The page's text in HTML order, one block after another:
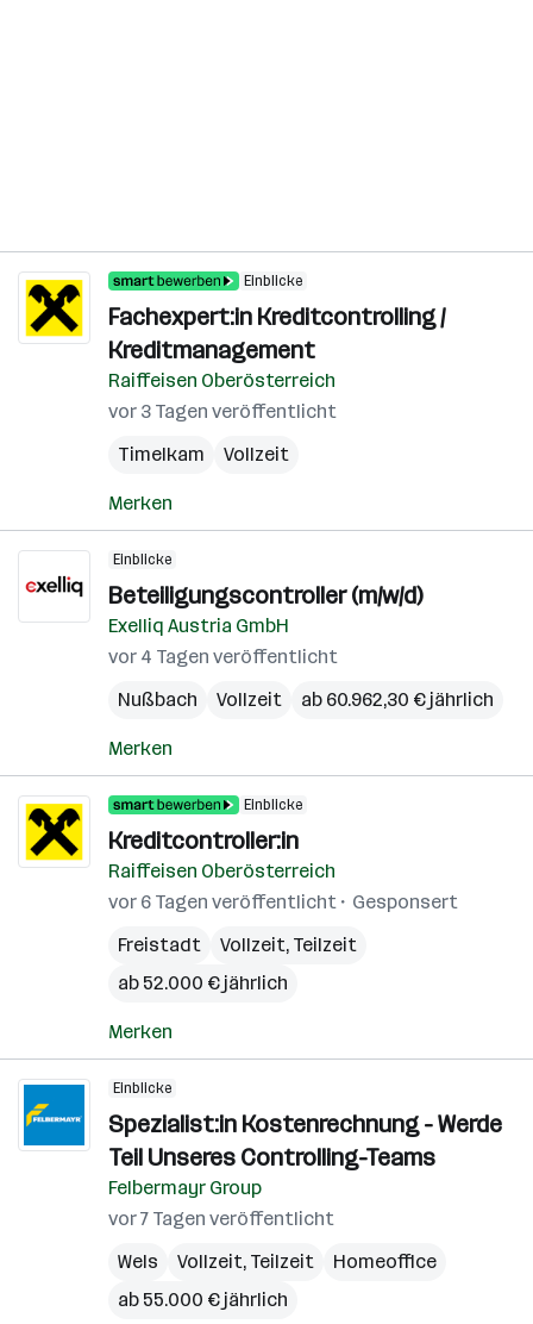
Einblicke
Fachexpert:in Kreditcontrolling /
Kreditmanagement
Raiffeisen Oberösterreich
vor 3 Tagen veröffentlicht
Timelkam
Vollzeit
Merken
Einblicke
Beteiligungscontroller (m/w/d)
Exelliq Austria GmbH
vor 4 Tagen veröffentlicht
Nußbach
Vollzeit ab 60.962,30 € jährlich
Merken
Einblicke
Kreditcontroller:in
Raiffeisen Oberösterreich
vor 6 Tagen veröffentlicht
Gesponsert
Freistadt
Vollzeit, Teilzeit
ab 52.000 € jährlich
Merken
Einblicke
Spezialist:in Kostenrechnung - Werde
Teil Unseres Controlling-Teams
Felbermayr Group
vor 7 Tagen veröffentlicht
Wels
Vollzeit, Teilzeit
Homeoffice
ab 55.000 € jährlich